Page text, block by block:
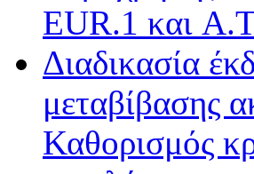
EUR.1 και
Διαδικασία
μεταβίβασης
Καθορισμός